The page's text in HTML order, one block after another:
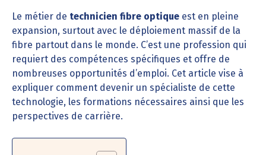
Le métier de technicien fibre optique est en pleine
expansion, surtout avec le déploiement massif de la
fibre partout dans le monde. C’est une profession qui
requiert des compétences spécifiques et offre de
nombreuses opportunités d’emploi. Cet article vise à
expliquer comment devenir un spécialiste de cette
technologie, les formations nécessaires ainsi que les
perspectives de carrière.